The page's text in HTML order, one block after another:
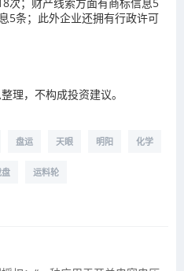
5条；此外企业还拥有行政许可
理，不构成投资建议。
盘运 天眼 明阳 化学
运料轮